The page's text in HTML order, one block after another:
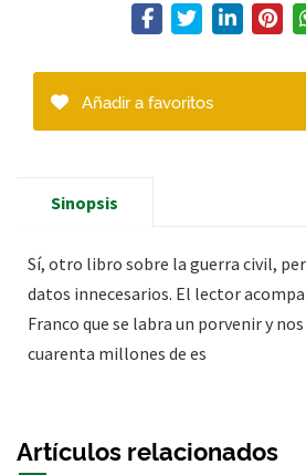
Añadir a favoritos
Sinopsis
Sí, otro libro sobre la guerra civil,
datos innecesarios. El lector
Franco que se labra un porvenir y
cuarenta millones de es
Artículos relacionados